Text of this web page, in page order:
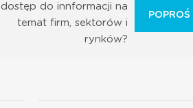
dostęp do innformacji na
temat firm, sektorów i
rynków?